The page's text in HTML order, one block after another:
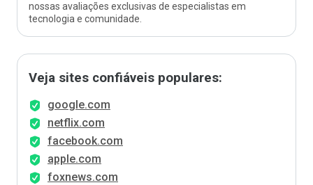
nossas avaliações exclusivas de especialistas em
tecnologia e comunidade.
Veja sites confiáveis populares:
google.com
netflix.com
facebook.com
apple.com
foxnews.com